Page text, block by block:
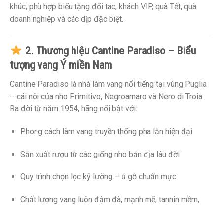
khúc, phù hợp biếu tặng đối tác, khách VIP, quà Tết, quà
doanh nghiệp và các dịp đặc biệt.
2. Thương hiệu Cantine Paradiso – Biểu
tượng vang Ý miền Nam
Cantine Paradiso là nhà làm vang nổi tiếng tại vùng Puglia
– cái nôi của nho Primitivo, Negroamaro và Nero di Troia.
Ra đời từ năm 1954, hãng nổi bật với:
Phong cách làm vang truyền thống pha lẫn hiện đại
Sản xuất rượu từ các giống nho bản địa lâu đời
Quy trình chọn lọc kỹ lưỡng – ủ gỗ chuẩn mực
Chất lượng vang luôn đậm đà, mạnh mẽ, tannin mềm,